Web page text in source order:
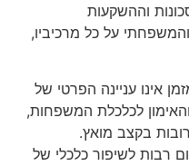
וההשקעות
על כל מרכיביו,
אינו עניינה הפרטי של
לכלכלת המשפחות,
בקצב מואץ.
רבות לשיפור כלכלי של